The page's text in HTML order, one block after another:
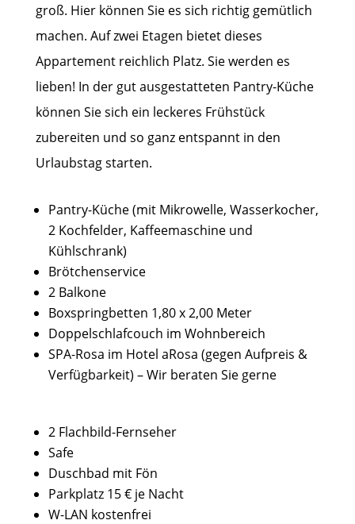
groß. Hier können Sie es sich richtig gemütlich
machen. Auf zwei Etagen bietet dieses
Appartement reichlich Platz. Sie werden es
lieben! In der gut ausgestatteten Pantry-Küche
können Sie sich ein leckeres Frühstück
zubereiten und so ganz entspannt in den
Urlaubstag starten.
Pantry-Küche (mit Mikrowelle, Wasserkocher,
2 Kochfelder, Kaffeemaschine und
Kühlschrank)
Brötchenservice
2 Balkone
Boxspringbetten 1,80 x 2,00 Meter
Doppelschlafcouch im Wohnbereich
SPA-Rosa im Hotel aRosa (gegen Aufpreis &
Verfügbarkeit) – Wir beraten Sie gerne
2 Flachbild-Fernseher
Safe
Duschbad mit Fön
Parkplatz 15 € je Nacht
W-LAN kostenfrei